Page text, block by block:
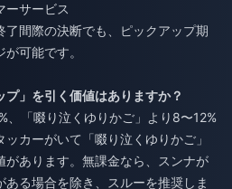
ーサービス
間際の決断でも、ピックアップ期
可能です。
」を引く価値はありますか？
、「啜り泣くゆりかご」より8〜12%
カーがいて「啜り泣くゆりかご」
があります。無課金なら、スンナが
る場合を除き、スルーを推奨しま